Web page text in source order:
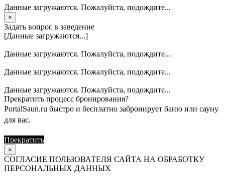
Данные загружаются. Пожалуйста, подождите...
×
Задать вопрос в заведение
[Данные загружаются...]
Данные загружаются. Пожалуйста, подождите...
Данные загружаются. Пожалуйста, подождите...
Данные загружаются. Пожалуйста, подождите...
Прекратить процесс бронирования?
PortalSaun.ru быстро и бесплатно забронирует баню или сауну
для вас.
Прекратить
×
СОГЛАСИЕ ПОЛЬЗОВАТЕЛЯ САЙТА НА ОБРАБОТКУ
ПЕРСОНАЛЬНЫХ ДАННЫХ